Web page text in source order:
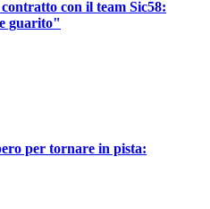
con il team Sic58:
guarito"
per tornare in pista: